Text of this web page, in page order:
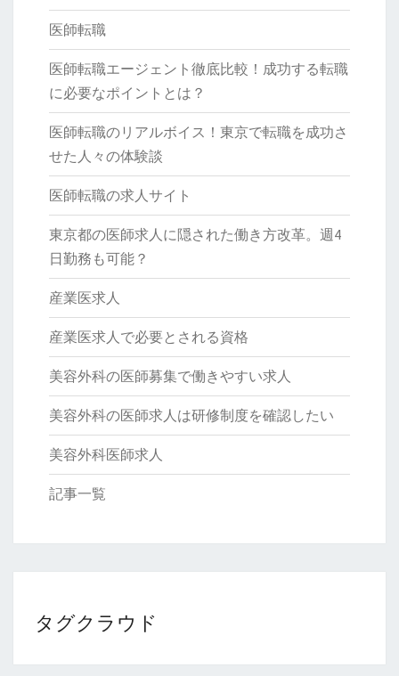
医師転職
医師転職エージェント徹底比較！成功する転職
に必要なポイントとは？
医師転職のリアルボイス！東京で転職を成功さ
せた人々の体験談
医師転職の求人サイト
東京都の医師求人に隠された働き方改革。週4
日勤務も可能？
産業医求人
産業医求人で必要とされる資格
美容外科の医師募集で働きやすい求人
美容外科の医師求人は研修制度を確認したい
美容外科医師求人
記事一覧
タグクラウド